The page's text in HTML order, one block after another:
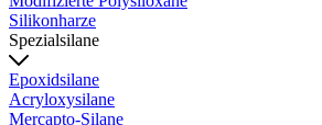
Silikonharze
Spezialsilane
Epoxidsilane
Acryloxysilane
Mercapto-Silane